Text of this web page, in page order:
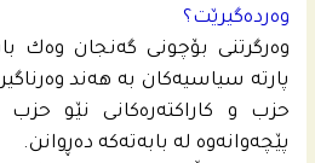
وه‌رده‌گیرێت؟
وه‌رگرتنى بۆچونى گه‌نجان وه‌ك
پارته‌ سیاسیه‌كان به‌ هه‌ند
حزب و كاراكته‌ره‌كانى نێو
پێچه‌وانه‌وه‌ له‌ بابه‌ته‌كه‌ ده‌ڕوانن.